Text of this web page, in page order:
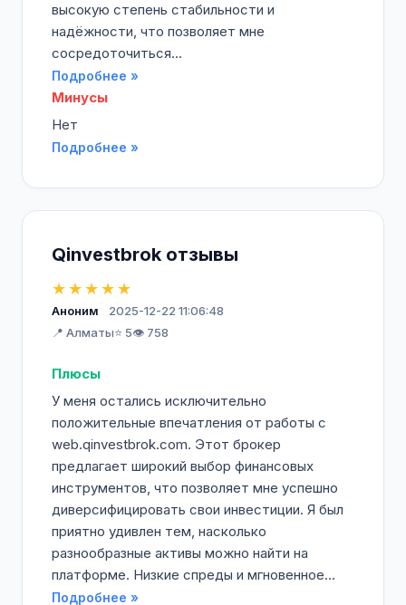
высокую степень стабильности и
надёжности, что позволяет мне
сосредоточиться...
Подробнее »
Минусы
Нет
Подробнее »
Qinvestbrok отзывы
★★★★★
Аноним
2025-12-22 11:06:48
📍 Алматы⭐ 5👁️ 758
Плюсы
У меня остались исключительно
положительные впечатления от работы с
web.qinvestbrok.com. Этот брокер
предлагает широкий выбор финансовых
инструментов, что позволяет мне успешно
диверсифицировать свои инвестиции. Я был
приятно удивлен тем, насколько
разнообразные активы можно найти на
платформе. Низкие спреды и мгновенное...
Подробнее »